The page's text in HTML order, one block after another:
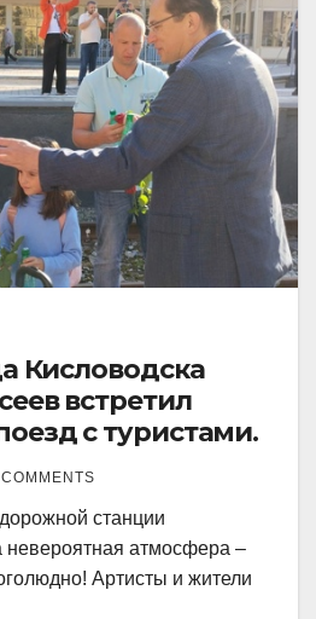
Кисловодска
встретил
с туристами.
станции
невероятная атмосфера –
Артисты и жители